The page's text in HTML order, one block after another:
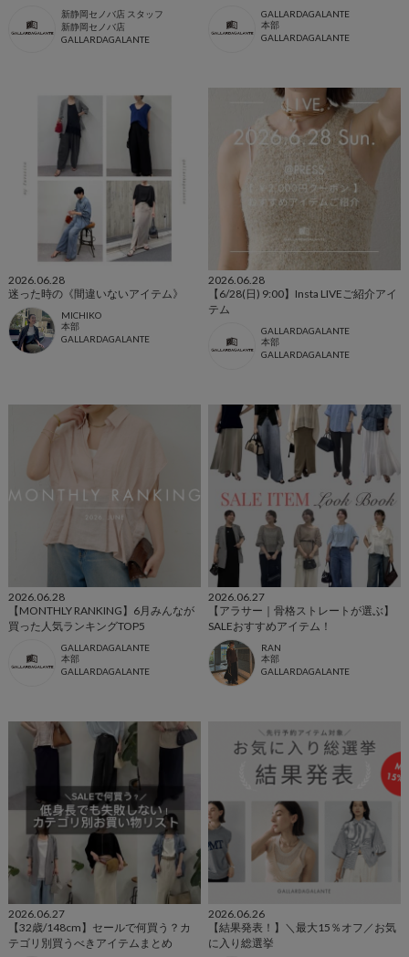
新静岡セノバ店 スタッフ
新静岡セノバ店
GALLARDAGALANTE
GALLARDAGALANTE
本部
GALLARDAGALANTE
2026.06.28
迷った時の《間違いないアイテム》
MICHIKO
本部
GALLARDAGALANTE
2026.06.28
【6/28(日) 9:00】Insta LIVEご紹介アイ
テム
GALLARDAGALANTE
本部
GALLARDAGALANTE
2026.06.28
【MONTHLY RANKING】6月みんなが
買った人気ランキングTOP5
GALLARDAGALANTE
本部
GALLARDAGALANTE
2026.06.27
【アラサー｜骨格ストレートが選ぶ】
SALEおすすめアイテム！
RAN
本部
GALLARDAGALANTE
2026.06.27
【32歳/148cm】セールで何買う？カ
テゴリ別買うべきアイテムまとめ
2026.06.26
【結果発表！】＼最大15％オフ／お気
に入り総選挙